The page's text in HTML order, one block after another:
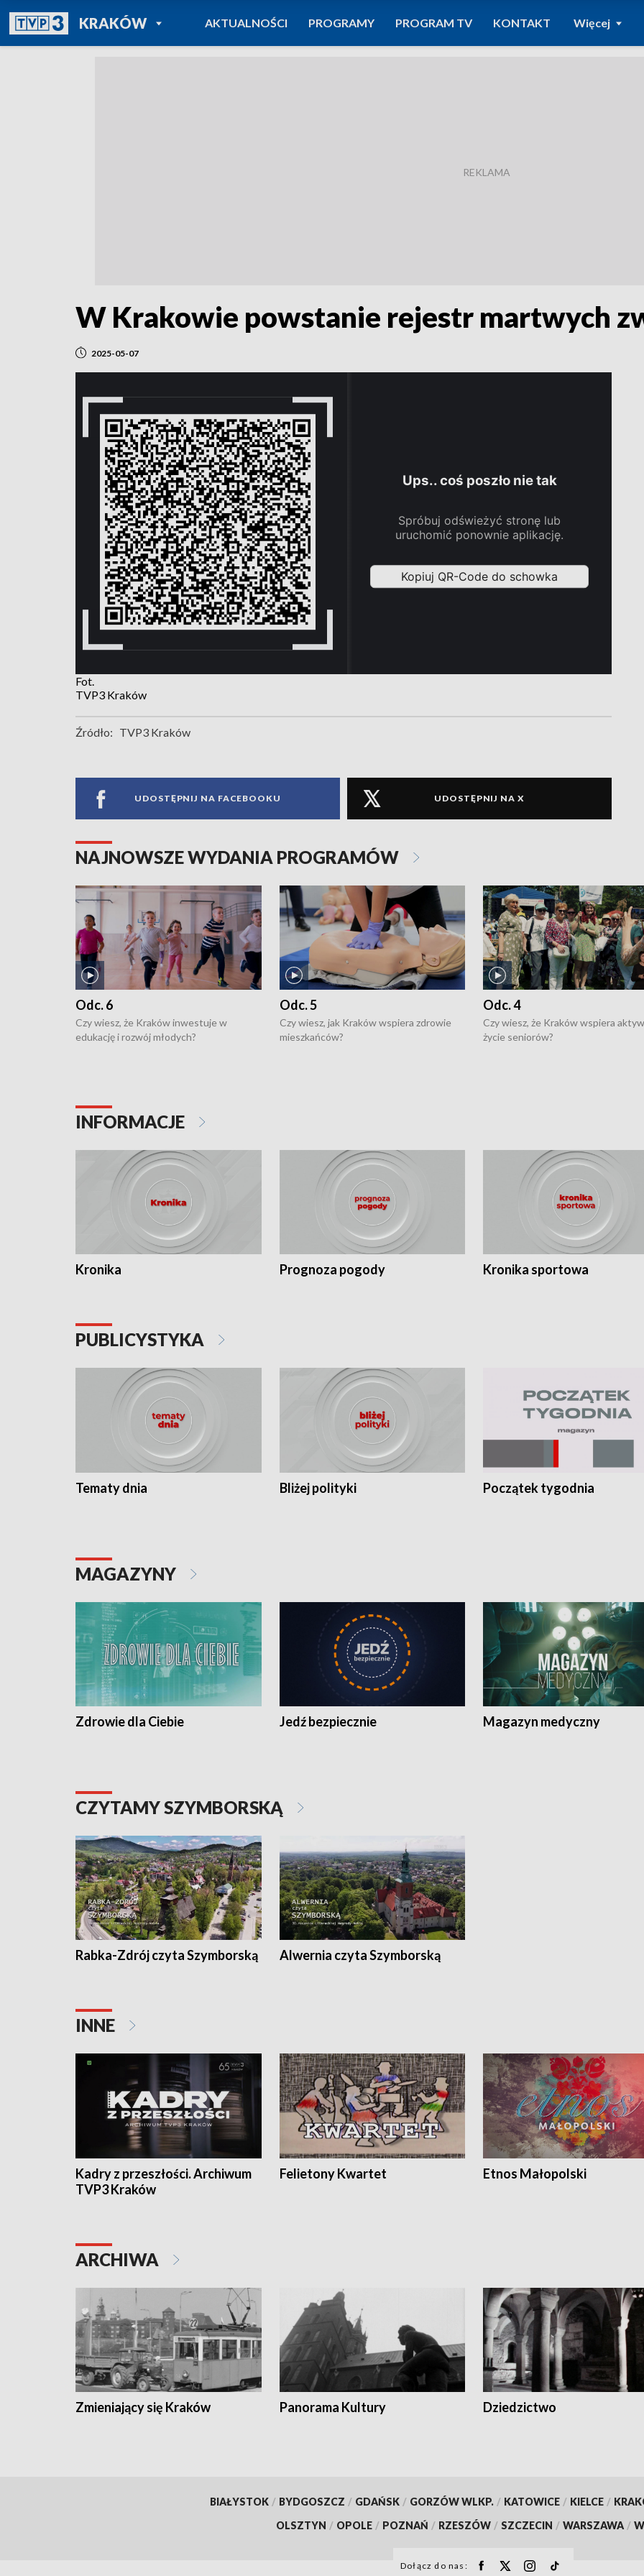
KRAKÓWPOWRÓT DO
TVP REGIONY
AKTUALNOŚCI PROGRAMY PROGRAM TV KONTAKT Więcej
W Krakowie powstanie rejestr martwych
2025-05-07
Fot.
TVP3 Kraków
Źródło: TVP3 Kraków
UDOSTĘPNIJ NA FACEBOOKU UDOSTĘPNIJ NA X
NAJNOWSZE WYDANIA PROGRAMÓW
Odc. 6
Czy wiesz, że Kraków inwestuje w
edukację i rozwój młodych?
Odc. 5
Czy wiesz, jak Kraków wspiera zdrowie
mieszkańców?
Odc. 4
Czy wiesz, że Kraków wspiera
życie seniorów?
INFORMACJE
Kronika Prognoza pogody Kronika sportowa
PUBLICYSTYKA
Tematy dnia Bliżej polityki Początek tygodnia
MAGAZYNY
Zdrowie dla Ciebie Jedź bezpiecznie Magazyn medyczny
CZYTAMY SZYMBORSKĄ
Rabka-Zdrój czyta Szymborską Alwernia czyta Szymborską
INNE
Kadry z przeszłości. Archiwum
TVP3 Kraków
Felietony Kwartet Etnos Małopolski
ARCHIWA
Zmieniający się Kraków Panorama Kultury Dziedzictwo
BIAŁYSTOK / BYDGOSZCZ / GDAŃSK / GORZÓW WLKP. / KATOWICE / KIELCE /
OLSZTYN / OPOLE / POZNAŃ / RZESZÓW / SZCZECIN / WARSZAWA /
Dołącz do nas: